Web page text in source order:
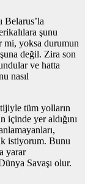
Belarus’la
şunu
mi, yoksa durumun
değil. Zira son
ve hatta
nasıl
tüm yolların
içinde yer aldığını
istiyorum. Bunu
yarar
Savaşı olur.